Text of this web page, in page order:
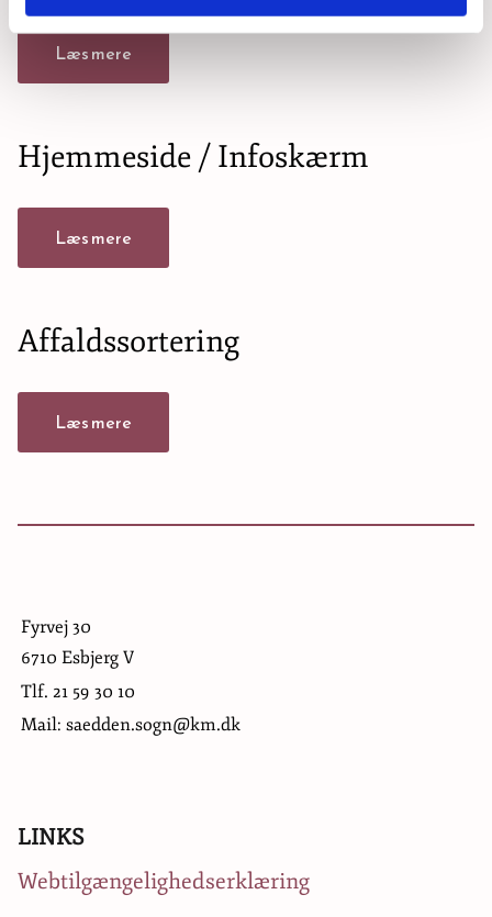
Læs mere
Hjemmeside / Infoskærm
Læs mere
Affaldssortering
Læs mere
Fyrvej 30
6710 Esbjerg V
Tlf. 21 59 30 10
Mail: saedden.sogn@km.dk
LINKS
Webtilgængelighedserklæring